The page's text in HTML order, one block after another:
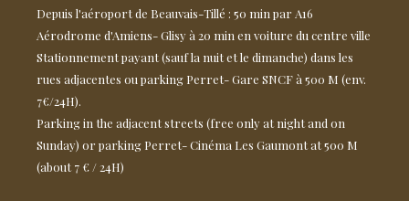
Depuis l'aéroport de Beauvais-Tillé : 50 min par A16
Aérodrome d'Amiens- Glisy à 20 min en voiture du centre ville
Stationnement payant (sauf la nuit et le dimanche) dans les
rues adjacentes ou parking Perret- Gare SNCF à 500 M (env.
7€/24H).
Parking in the adjacent streets (free only at night and on
Sunday) or parking Perret- Cinéma Les Gaumont at 500 M
(about 7 € / 24H)